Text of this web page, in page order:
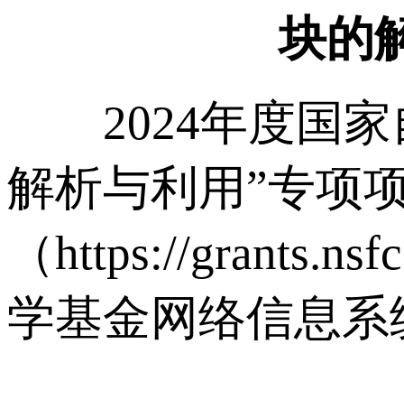
块的
2024年度国家
解析与利用”专项
（https://
学基金网络信息